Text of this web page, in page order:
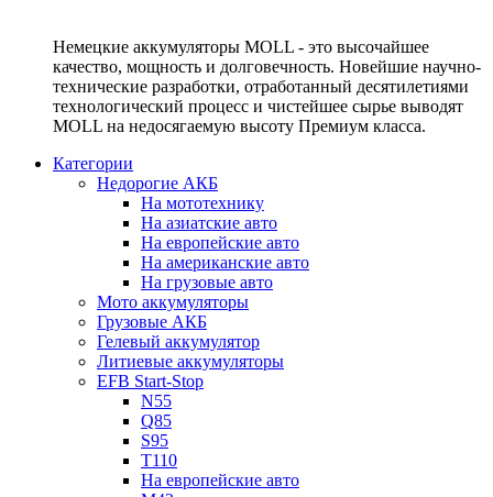
Немецкие аккумуляторы MOLL - это высочайшее
качество, мощность и долговечность. Новейшие научно-
технические разработки, отработанный десятилетиями
технологический процесс и чистейшее сырье выводят
MOLL на недосягаемую высоту Премиум класса.
Категории
Недорогие АКБ
На мототехнику
На азиатские авто
На европейские авто
На американские авто
На грузовые авто
Мото аккумуляторы
Грузовые АКБ
Гелевый аккумулятор
Литиевые аккумуляторы
EFB Start-Stop
N55
Q85
S95
T110
На европейские авто